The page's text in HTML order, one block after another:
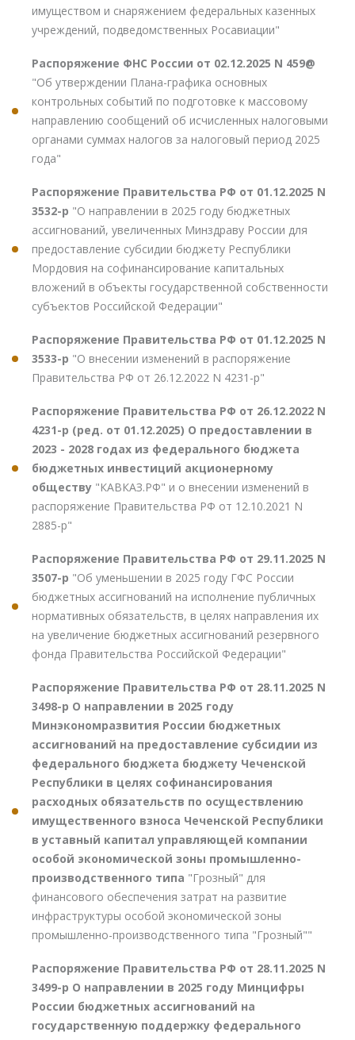
имуществом и снаряжением федеральных казенных
учреждений, подведомственных Росавиации"
Распоряжение ФНС России от 02.12.2025 N 459@
"Об утверждении Плана-графика основных
контрольных событий по подготовке к массовому
направлению сообщений об исчисленных налоговыми
органами суммах налогов за налоговый период 2025
года"
Распоряжение Правительства РФ от 01.12.2025 N
3532-р "О направлении в 2025 году бюджетных
ассигнований, увеличенных Минздраву России для
предоставление субсидии бюджету Республики
Мордовия на софинансирование капитальных
вложений в объекты государственной собственности
субъектов Российской Федерации"
Распоряжение Правительства РФ от 01.12.2025 N
3533-р "О внесении изменений в распоряжение
Правительства РФ от 26.12.2022 N 4231-р"
Распоряжение Правительства РФ от 26.12.2022 N
4231-р (ред. от 01.12.2025) О предоставлении в
2023 - 2028 годах из федерального бюджета
бюджетных инвестиций акционерному
обществу "КАВКАЗ.РФ" и о внесении изменений в
распоряжение Правительства РФ от 12.10.2021 N
2885-р"
Распоряжение Правительства РФ от 29.11.2025 N
3507-р "Об уменьшении в 2025 году ГФС России
бюджетных ассигнований на исполнение публичных
нормативных обязательств, в целях направления их
на увеличение бюджетных ассигнований резервного
фонда Правительства Российской Федерации"
Распоряжение Правительства РФ от 28.11.2025 N
3498-р О направлении в 2025 году
Минэкономразвития России бюджетных
ассигнований на предоставление субсидии из
федерального бюджета бюджету Чеченской
Республики в целях софинансирования
расходных обязательств по осуществлению
имущественного взноса Чеченской Республики
в уставный капитал управляющей компании
особой экономической зоны промышленно-
производственного типа "Грозный" для
финансового обеспечения затрат на развитие
инфраструктуры особой экономической зоны
промышленно-производственного типа "Грозный""
Распоряжение Правительства РФ от 28.11.2025 N
3499-р О направлении в 2025 году Минцифры
России бюджетных ассигнований на
государственную поддержку федерального